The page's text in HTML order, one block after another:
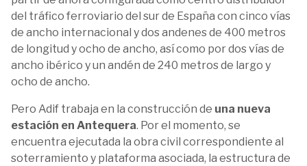
del tráfico ferroviario del sur de España con cinco vías
de ancho internacional y dos andenes de 400 metros
de longitud y ocho de ancho, así como por dos vías de
ancho ibérico y un andén de 240 metros de largo y
ocho de ancho.
Pero Adif trabaja en la construcción de una nueva
estación en Antequera. Por el momento, se
encuentra ejecutada la obra civil correspondiente al
soterramiento y plataforma asociada, la estructura de